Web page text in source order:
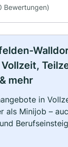
Bewertungen)
mehr
in
als Minijob –